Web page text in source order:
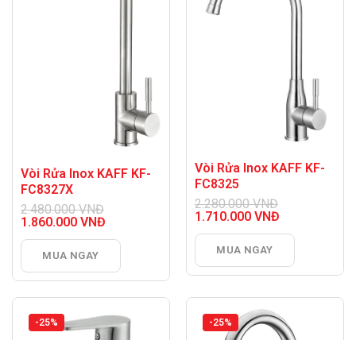
Vòi Rửa Inox KAFF KF-
FC8327X
2.480.000VNĐ
Giá
là:
2.480.000 VNĐ.
1.860.000 VNĐ
hiện
là:
1.860.000 VNĐ.
MUA NGAY
Vòi Rửa Inox KAFF KF-
FC8325
2.280.000VNĐ
Giá
là:
2.280.000 VNĐ.
1.710.000 VNĐ
hiện
là:
1.710.000 VNĐ.
MUA NGAY
-25% -25%